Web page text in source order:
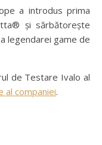
a introdus prima
și sărbătorește
legendarei game de
de Testare Ivalo al
al companiei.